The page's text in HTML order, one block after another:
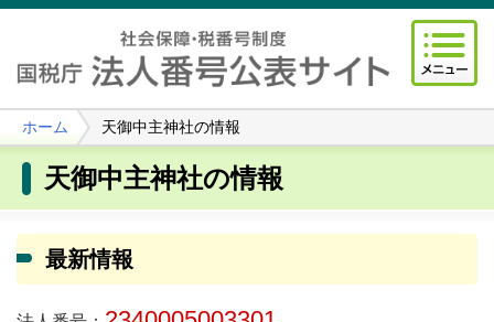
ホーム 天御中主神社の情報
天御中主神社の情報
最新情報